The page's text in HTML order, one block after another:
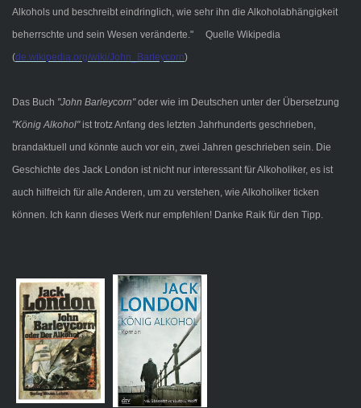
Alkohols und beschreibt eindringlich, wie sehr ihn die Alkoholabhängigkeit
beherrschte und sein Wesen veränderte." Quelle Wikipedia
(de.wikipedia.org/wiki/John_Barleycorn)
Das Buch "John Barleycorn"oder wie im Deutschen unter der Übersetzung
"König Alkohol"ist trotz Anfang des letzten Jahrhunderts geschrieben,
brandaktuell und könnte auch vor ein, zwei Jahren geschrieben sein. Die
Geschichte des Jack London ist nicht nur interessant für Alkoholiker, es ist
auch hilfreich für alle Anderen, um zu verstehen, wie Alkoholiker ticken
können. Ich kann dieses Werk nur empfehlen! Danke Raik für den Tipp.